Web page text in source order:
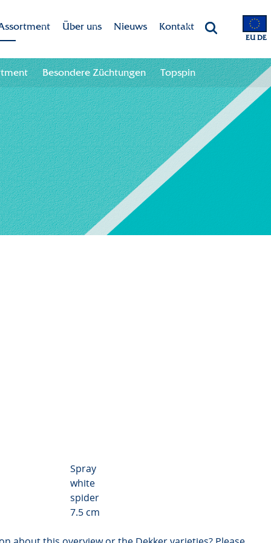
EU DE
Züchtungen
Über uns
Dekker Chrysanten
Mission-Vision
CSR
Nachhaltigkeit
Innovation
International
Geschichte
Nieuws Kontakt
Kontaktangaben
Team
Besondere Züchtungen Topspin
Spray
white
spider
7.5 cm